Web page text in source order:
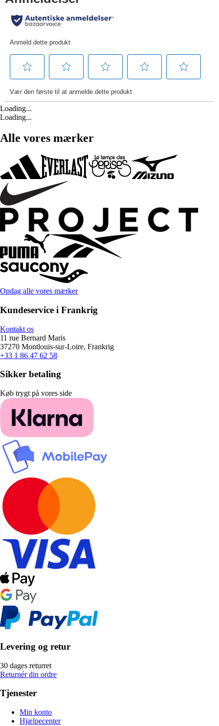
Loading...
Loading...
Alle vores mærker
Opdag alle vores mærker
Kundeservice i Frankrig
Kontakt os
11 rue Bernard Maris
37270 Montlouis-sur-Loire, Frankrig
+33 1 86 47 62 58
Sikker betaling
Køb trygt på vores side
Levering og retur
30 dages returret
Returnér din ordre
Tjenester
Min konto
Hjælpecenter